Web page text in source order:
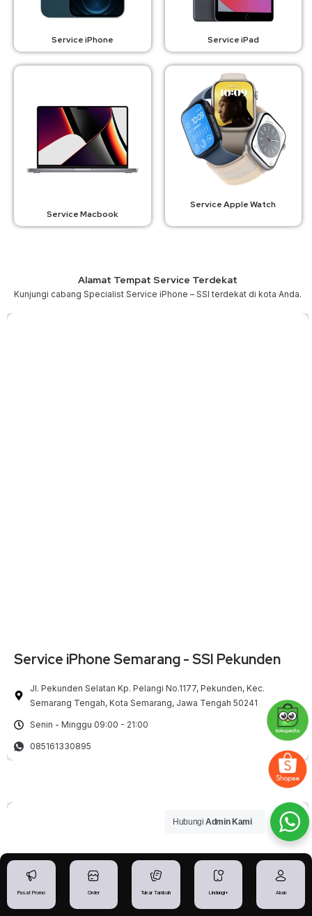
Service iPhone Service iPad
Service Macbook
Service Apple Watch
Alamat Tempat Service Terdekat
Kunjungi cabang Specialist Service iPhone – SSI terdekat di kota Anda.
Service iPhone Semarang - SSI Pekunden
Jl. Pekunden Selatan Kp. Pelangi No.1177, Pekunden, Kec.
Semarang Tengah, Kota Semarang, Jawa Tengah 50241
Senin - Minggu 09:00 - 21:00
085161330895
Pusat Promo Order Tukar Tambah Lindungi+ Akun
Hubungi Admin Kami